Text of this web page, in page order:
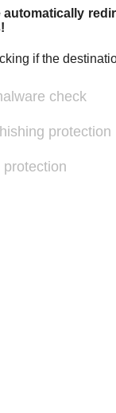
automatically
if the
check
protection
protection